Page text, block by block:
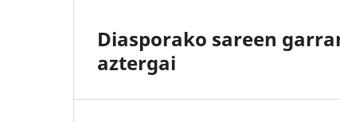
Diasporako sareen
aztergai